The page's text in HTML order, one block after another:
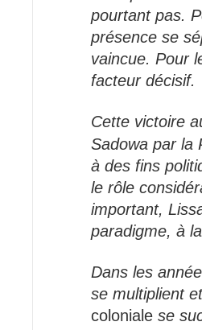
pourtant pas.
présence se
vaincue. Pour
facteur décisif.
Cette victoire
Sadowa par la
à des fins
le rôle
important,
paradigme, à
Dans les
se multiplient
coloniale se